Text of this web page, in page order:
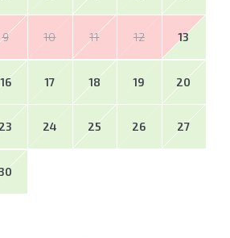
9 10 11 12 13
16 17 18 19 20
23 24 25 26 27